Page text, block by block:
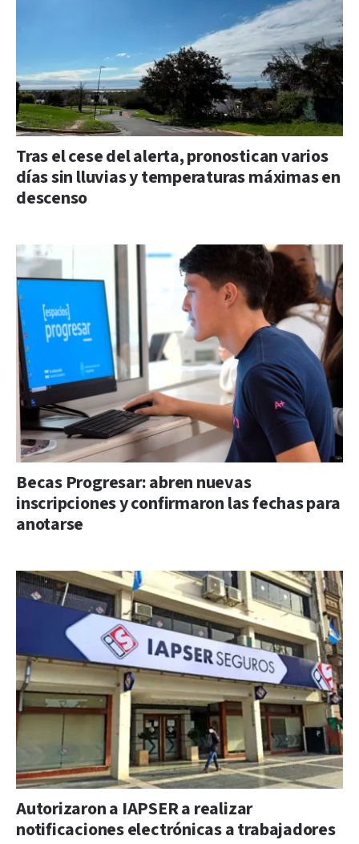
Tras el cese del alerta, pronostican varios
días sin lluvias y temperaturas máximas en
descenso
Becas Progresar: abren nuevas
inscripciones y confirmaron las fechas para
anotarse
Autorizaron a IAPSER a realizar
notificaciones electrónicas a trabajadores